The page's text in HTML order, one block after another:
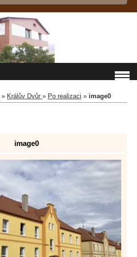
» Králův Dvůr » Po realizaci » image0
image0